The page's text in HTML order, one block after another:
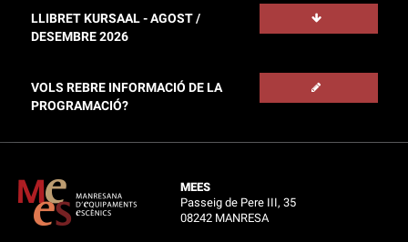
LLIBRET KURSAAL - AGOST /
DESEMBRE 2026
VOLS REBRE INFORMACIÓ DE LA
PROGRAMACIÓ?
MEES
Passeig de Pere III, 35
08242 MANRESA